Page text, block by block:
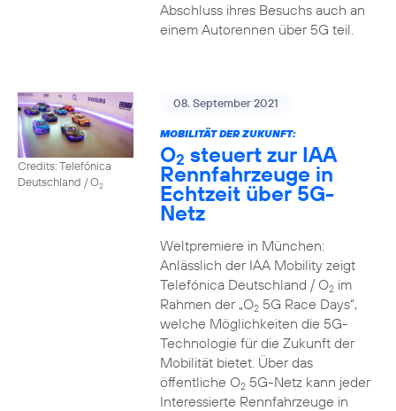
Abschluss ihres Besuchs auch an
einem Autorennen über 5G teil.
Credits: Telefónica
Deutschland / O2
08. September 2021
MOBILITÄT DER ZUKUNFT:
O2 steuert zur IAA
Rennfahrzeuge in
Echtzeit über 5G-
Netz
Weltpremiere in München:
Anlässlich der IAA Mobility zeigt
Telefónica Deutschland / O2im
Rahmen der „O25G Race Days“,
welche Möglichkeiten die 5G-
Technologie für die Zukunft der
Mobilität bietet. Über das
öffentliche O25G-Netz kann jeder
Interessierte Rennfahrzeuge in